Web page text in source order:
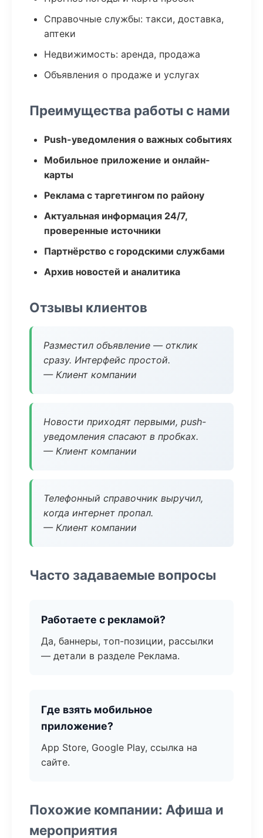
Справочные службы: такси, доставка,
аптеки
Недвижимость: аренда, продажа
Объявления о продаже и услугах
Преимущества работы с нами
Push-уведомления о важных событиях
Мобильное приложение и онлайн-
карты
Реклама с таргетингом по району
Актуальная информация 24/7,
проверенные источники
Партнёрство с городскими службами
Архив новостей и аналитика
Отзывы клиентов
Разместил объявление — отклик
сразу. Интерфейс простой.
— Клиент компании
Новости приходят первыми, push-
уведомления спасают в пробках.
— Клиент компании
Телефонный справочник выручил,
когда интернет пропал.
— Клиент компании
Часто задаваемые вопросы
Работаете с рекламой?
Да, баннеры, топ-позиции, рассылки
— детали в разделе Реклама.
Где взять мобильное
приложение?
App Store, Google Play, ссылка на
сайте.
Похожие компании: Афиша и
мероприятия